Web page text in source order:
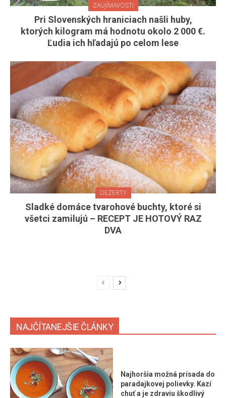
ZAUJÍMAVOSTI
Pri Slovenských hraniciach našli huby,
ktorých kilogram má hodnotu okolo 2 000 €.
Ľudia ich hľadajú po celom lese
DEZERTY
Sladké domáce tvarohové buchty, ktoré si
všetci zamilujú – RECEPT JE HOTOVÝ RAZ
DVA
NAJČÍTANEJŠIE ČLÁNKY
Najhoršia možná prísada do
paradajkovej polievky. Kazí
chuť a je zdraviu škodlivý